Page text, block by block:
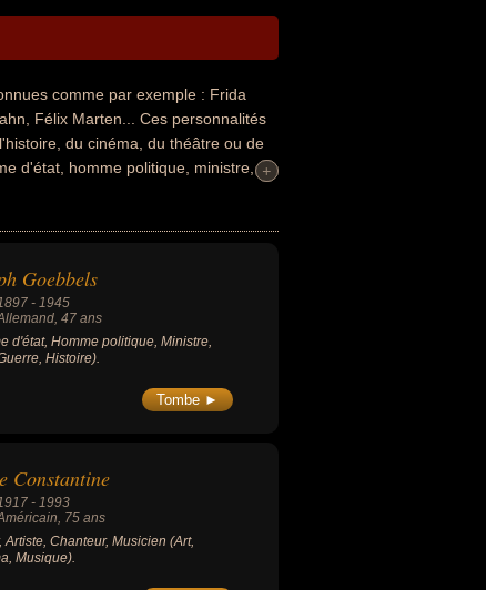
comme par exemple : Frida
Félix Marten... Ces personnalités
du cinéma, du théâtre ou de
d'état, homme politique, ministre,
+
+
Goebbels
-1945
, 47 ans
d'état, Homme politique, Ministre,
Histoire).
Tombe ►
Constantine
-1993
, 75 ans
Artiste, Chanteur, Musicien (Art,
Musique).